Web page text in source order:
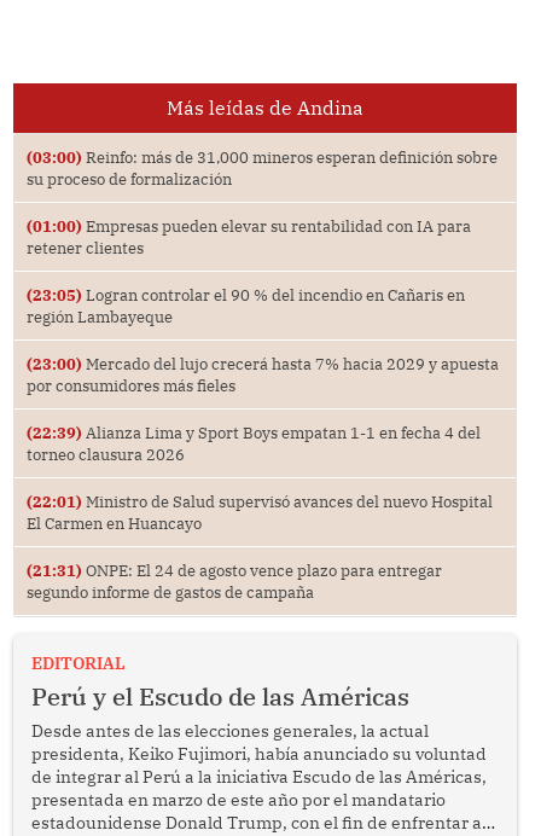
Más leídas de Andina
(03:00) Reinfo: más de 31,000 mineros esperan definición sobre
su proceso de formalización
(01:00) Empresas pueden elevar su rentabilidad con IA para
retener clientes
(23:05) Logran controlar el 90 % del incendio en Cañaris en
región Lambayeque
(23:00) Mercado del lujo crecerá hasta 7% hacia 2029 y apuesta
por consumidores más fieles
(22:39) Alianza Lima y Sport Boys empatan 1-1 en fecha 4 del
torneo clausura 2026
(22:01) Ministro de Salud supervisó avances del nuevo Hospital
El Carmen en Huancayo
(21:31) ONPE: El 24 de agosto vence plazo para entregar
segundo informe de gastos de campaña
EDITORIAL
Perú y el Escudo de las Américas
Desde antes de las elecciones generales, la actual
presidenta, Keiko Fujimori, había anunciado su voluntad
de integrar al Perú a la iniciativa Escudo de las Américas,
presentada en marzo de este año por el mandatario
estadounidense Donald Trump, con el fin de enfrentar al